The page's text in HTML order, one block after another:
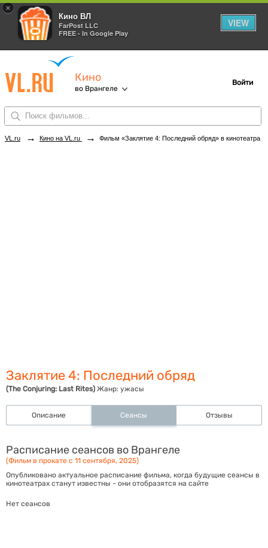
×
Кино ВЛ
FarPost LLC
FREE - In Google Play
VIEW
Кино
во Врангеле
Войти
VL.ru → Кино на VL.ru → Фильм «Заклятие 4: Последний обряд» в кинотеатрах Врангеля. Купить билеты!
Заклятие 4: Последний обряд
(The Conjuring: Last Rites) Жанр: ужасы
Описание Сеансы Отзывы
Расписание сеансов во Врангеле
(Фильм в прокате с 11 сентября, 2025)
Опубликовано актуальное расписание фильма, когда будущие сеансы в
кинотеатрах станут известны - они отобразятся на сайте
Нет сеансов